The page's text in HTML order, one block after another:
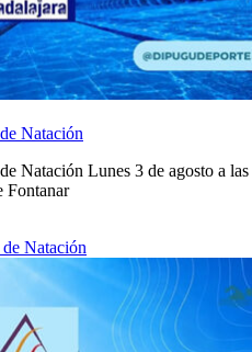
Natación
Natación Lunes 3 de agosto a las
Fontanar
Natación